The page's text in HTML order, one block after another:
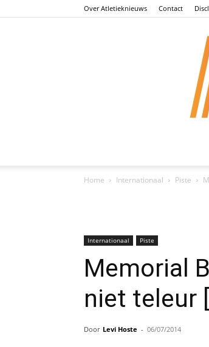
Over Atletieknieuws Contact
Home Internationaal Piste
Internationaal Piste
Memorial
niet teleur
Door Levi Hoste - 06/07/2014